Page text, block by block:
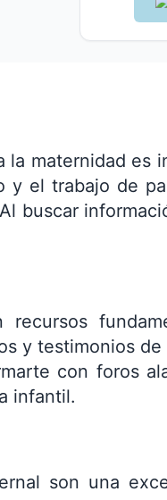
maternidad es
y el trabajo de
buscar
y testimonios
con foros
infantil.
son una